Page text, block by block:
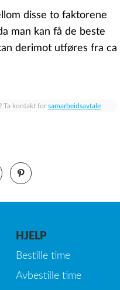
disse to faktorene
man kan få de beste
derimot utføres fra ca
Ta kontakt for samarbeidsavtale
HJELP
Bestille time
Avbestille time